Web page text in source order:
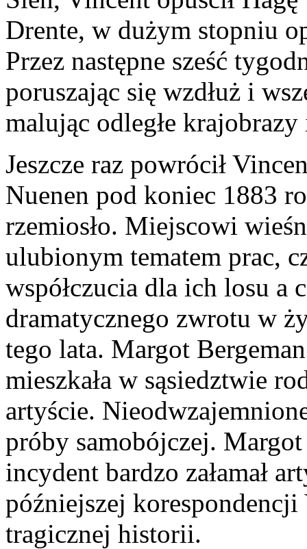
Drente, w dużym stopniu
Przez następne sześć
poruszając się wzdłuż i
malując odległe
Jeszcze raz powrócił
Nuenen pod koniec 1883
rzemiosło. Miejscowi
ulubionym tematem prac,
współczucia dla ich losu a
dramatycznego zwrotu w
tego lata. Margot
mieszkała w sąsiedztwie
artyście.
próby samobójczej.
incydent bardzo załamał
późniejszej
tragicznej historii.